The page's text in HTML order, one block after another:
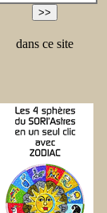
dans ce site